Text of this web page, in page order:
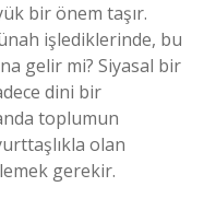
bir önem taşır.
işlediklerinde, bu
gelir mi? Siyasal bir
dini bir
toplumun
olan
gerekir.